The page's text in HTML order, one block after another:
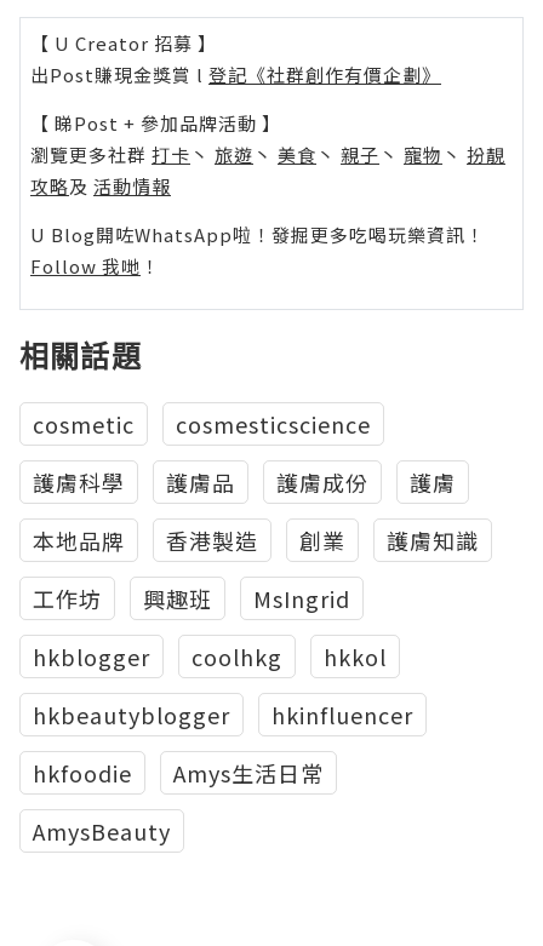
【 U Creator 招募 】
出Post賺現金獎賞 l 登記《社群創作有價企劃》
【 睇Post + 參加品牌活動 】
瀏覽更多社群 打卡 丶 旅遊 丶 美食 丶 親子 丶 寵物 丶 扮靚
攻略及 活動情報
U Blog開咗WhatsApp啦！發掘更多吃喝玩樂資訊！
Follow 我哋 ！
相關話題
cosmetic
cosmesticscience
護膚科學
護膚品 護膚成份
護膚
本地品牌
香港製造 創業
護膚知識
工作坊
興趣班
MsIngrid
hkblogger
coolhkg
hkkol
hkbeautyblogger
hkinfluencer
hkfoodie
Amys生活日常
AmysBeauty